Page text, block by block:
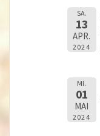
SA.
13
APR.
2024
MI.
01
MAI
2024